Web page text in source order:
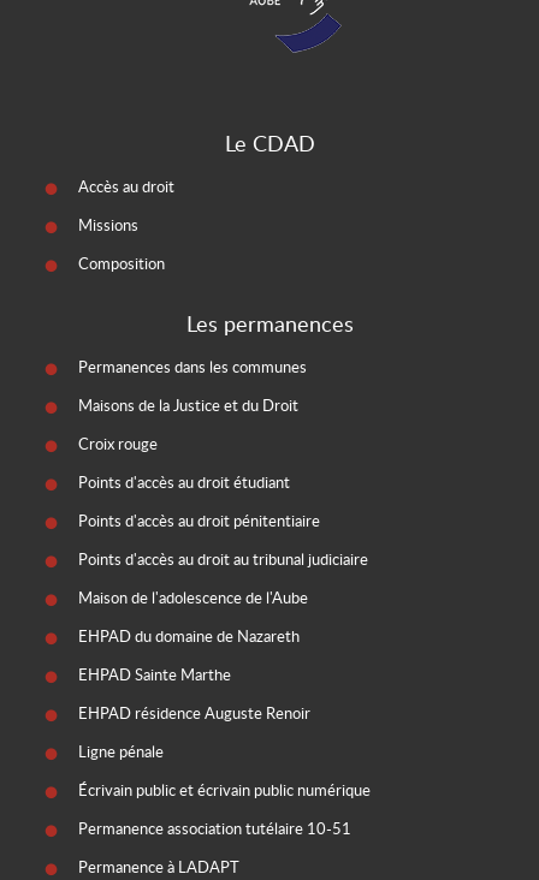
Le CDAD
Accès au droit
Missions
Composition
Les permanences
Permanences dans les communes
Maisons de la Justice et du Droit
Croix rouge
Points d'accès au droit étudiant
Points d'accès au droit pénitentiaire
Points d'accès au droit au tribunal judiciaire
Maison de l'adolescence de l'Aube
EHPAD du domaine de Nazareth
EHPAD Sainte Marthe
EHPAD résidence Auguste Renoir
Ligne pénale
Écrivain public et écrivain public numérique
Permanence association tutélaire 10-51
Permanence à LADAPT